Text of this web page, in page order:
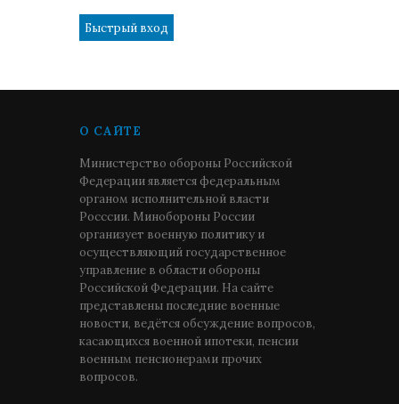
О САЙТЕ
Министерство обороны Российской
Федерации является федеральным
органом исполнительной власти
Росссии. Минобороны России
организует военную политику и
осуществляющий государственное
управление в области обороны
Российской Федерации. На сайте
представлены последние военные
новости, ведётся обсуждение вопросов,
касающихся военной ипотеки, пенсии
военным пенсионерами прочих
вопросов.